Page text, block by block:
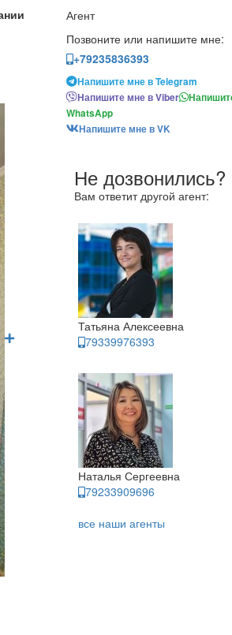
Агент
Позвоните или напишите мне:
+79235836393
Напишите мне в Telegram
Напишите мне в Viber
WhatsApp
Напишите мне в VK
Не дозвонились?
Вам ответит другой агент:
Татьяна Алексеевна
79339976393
Наталья Сергеевна
79233909696
все наши агенты